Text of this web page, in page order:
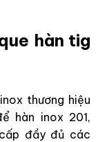
hàn tig
thương hiệu
hàn inox 201,
đầy đủ các